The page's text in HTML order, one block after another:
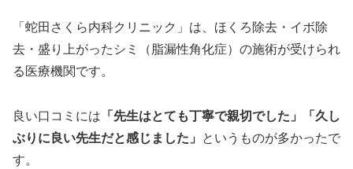
「蛇田さくら内科クリニック」は、ほくろ除去・イボ除
去・盛り上がったシミ（脂漏性角化症）の施術が受けられ
る医療機関です。
良い口コミには 「先生はとても丁寧で親切でした」「久し
ぶりに良い先生だと感じました」
というものが多かったで
す。